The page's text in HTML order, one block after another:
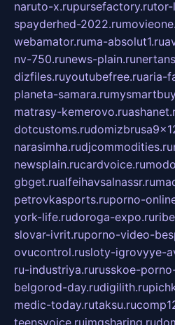
naruto-x.rupursefactory.rutor-
spayderhed-2022.ru
webamator.ruma-absolut1.ru
nv-750.runews-plain.ru
dizfiles.ruyoutubefree.ruaria-
planeta-samara.ru
matrasy-kemerovo.ru
dotcustoms.ru
narasimha.rudjcommodities.ru
newsplain.rucardvoice.ru
gbget.rualfeihavsalnassr.ru
petrovkasports.ruporno-
york-life.rudoroga-expo.ru
slovar-ivrit.ruporno-video-
ovucontrol.rusloty-igrovyye-
ru-industriya.rurusskoe-
belgorod-day.rudigilith.ru
medic-today.rutaksu.ru